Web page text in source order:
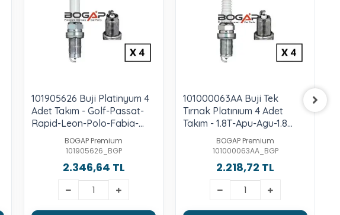
101905626 Buji Platinyum 4
Adet Takım - Golf-Passat-
Rapid-Leon-Polo-Fabia-
Ibiza-Cordoba-Ye-1.2 Lt.-1.4
Lt.-Tsı-Cthd-Cbzb-Bmy-Blg-
BOGAP Premium
101905626_BGP
2.346,64 TL
101000063AA Buji Tek
Tırnak Platınıum 4 Adet
Takım - 1.8T-Apu-Agu-1.8
Lt.-2.0-Tfsı-Cdaa-Cdab-
Bzb-Cdha-Cabb-Cdhb
BOGAP Premium
101000063AA_BGP
2.218,72 TL